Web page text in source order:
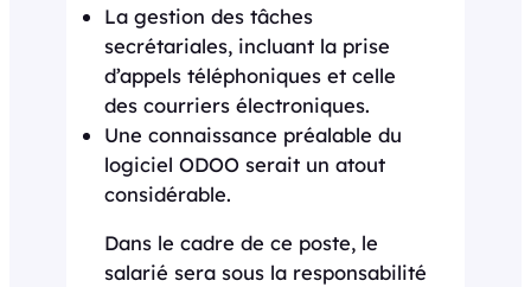
La gestion des tâches
secrétariales, incluant la prise
d’appels téléphoniques et celle
des courriers électroniques.
Une connaissance préalable du
logiciel ODOO serait un atout
considérable.
Dans le cadre de ce poste, le
salarié sera sous la responsabilité